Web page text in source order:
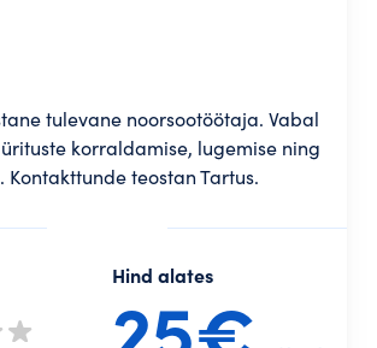
tulevane noorsootöötaja. Vabal
korraldamise, lugemise ning
teostan Tartus.
Hind alates